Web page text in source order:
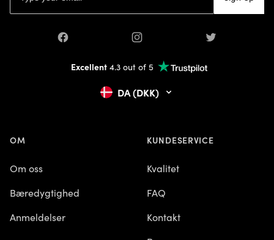
Facebook Instagram Twitter
Excellent4.3 out of 5
DA (DKK)
OM
Om oss
Bæredygtighed
Anmeldelser
KUNDESERVICE
Kvalitet
FAQ
Kontakt